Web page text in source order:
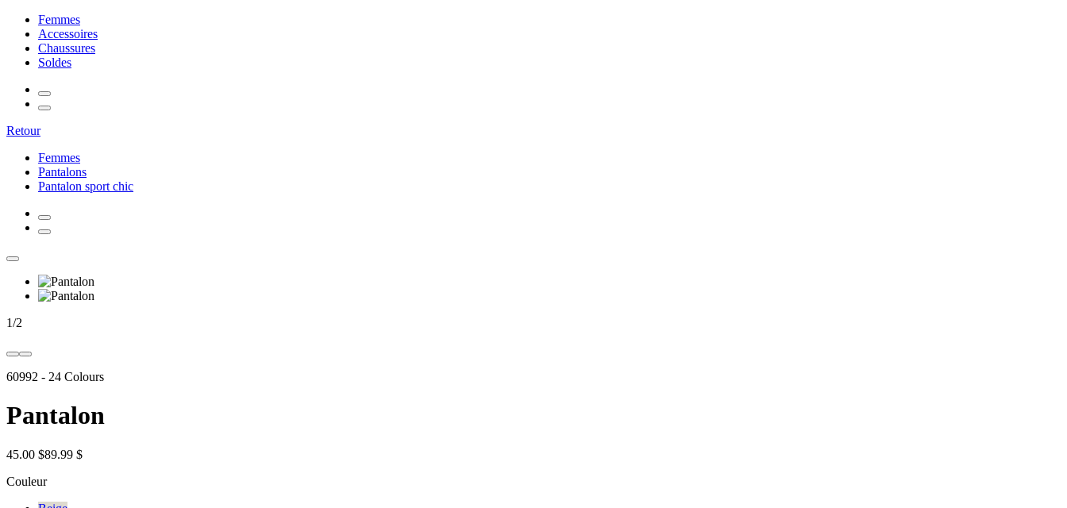
Femmes
Accessoires
Chaussures
Soldes
Retour
Femmes
Pantalons
Pantalon sport chic
1/2
60992 - 24 Colours
Pantalon
45.00 $89.99 $
Couleur